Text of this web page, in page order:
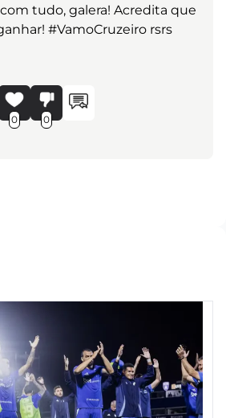
tudo, galera! Acredita que
#VamoCruzeiro rsrs
0 0